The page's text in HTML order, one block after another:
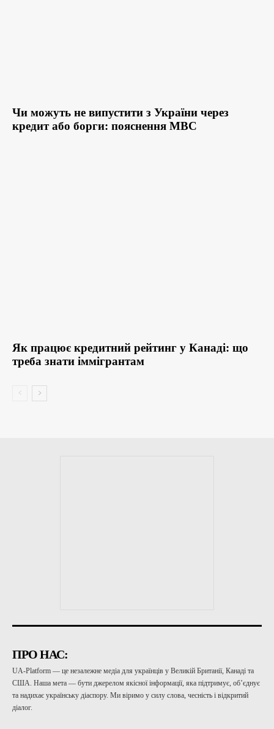
Чи можуть не випустити з України через
кредит або борги: пояснення МВС
Як працює кредитний рейтинг у Канаді: що
треба знати іммігрантам
ПРО НАС:
UA-Platform — це незалежне медіа для українців у Великій Британії, Канаді та
США. Наша мета — бути джерелом якісної інформації, яка підтримує, об’єднує
та надихає українську діаспору. Ми віримо у силу слова, чесність і відкритий
діалог.